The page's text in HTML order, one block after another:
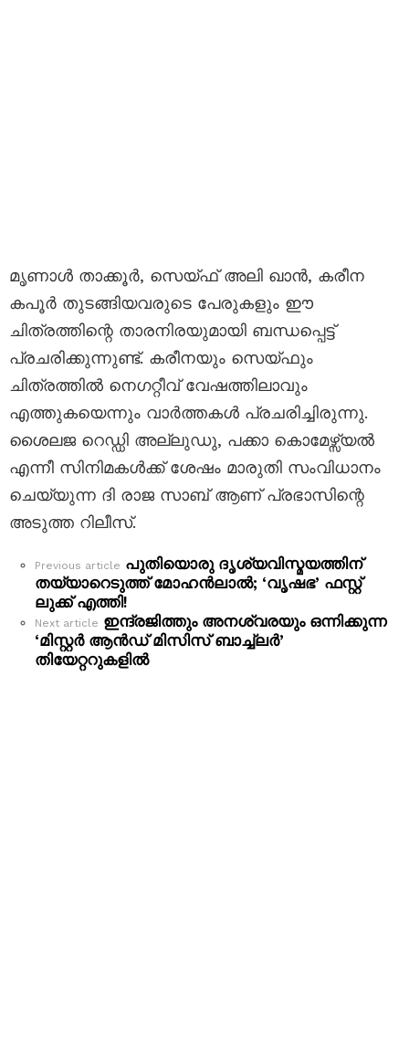
മൃണാൾ താക്കൂർ, സെയ്ഫ് അലി ഖാൻ, കരീന
കപൂർ തുടങ്ങിയവരുടെ പേരുകളും ഈ
ചിത്രത്തിന്റെ താരനിരയുമായി ബന്ധപ്പെട്ട്
പ്രചരിക്കുന്നുണ്ട്. കരീനയും സെയ്‌ഫും
ചിത്രത്തിൽ നെഗറ്റീവ് വേഷത്തിലാവും
എത്തുകയെന്നും വാർത്തകൾ പ്രചരിച്ചിരുന്നു.
ശൈലജ റെഡ്ഡി അല്ലുഡു, പക്കാ കൊമേഴ്സ്യൽ
എന്നീ സിനിമകൾക്ക് ശേഷം മാരുതി സംവിധാനം
ചെയ്യുന്ന ദി രാജ സാബ് ആണ് പ്രഭാസിന്റെ
അടുത്ത റിലീസ്.
See
more
Previous article പുതിയൊരു ദൃശ്യവിസ്മയത്തിന്
തയ്യാറെടുത്ത് മോഹൻലാൽ; ‘വൃഷഭ’ ഫസ്റ്റ്
ലുക്ക് എത്തി!
Next article ഇന്ദ്രജിത്തും അനശ്വരയും ഒന്നിക്കുന്ന
‘മിസ്റ്റർ ആൻഡ് മിസിസ് ബാച്ച്‌ലർ’
തിയേറ്ററുകളിൽ